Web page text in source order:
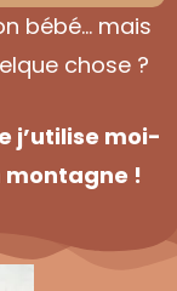
bébé… mais
chose ?
j’utilise moi-
montagne !